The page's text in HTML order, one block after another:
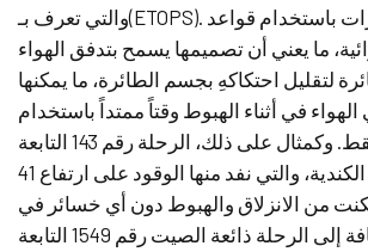
والتي تعرف بـ(ETOPS). صُممت الطائرات باستخدام قواعد
ما يعني أن تصميمها يسمح بتدفق الهواء
لتقليل احتكاكهِ بجسم الطائرة، ما يمكنها
في أثناء الهبوط وقتاً ممتداً باستخدام
محرك واحد فقط. وكمثال على ذلك، الرحلة رقم 143 التابعة
لخطوط الطيران الكندية، والتي نفد منها الوقود على ارتفاع 41
من الانزلاق والهبوط دون أي خسائر في
الأرواح، بالإضافة إلى الرحلة ذائعة الصيت رقم 1549 التابعة